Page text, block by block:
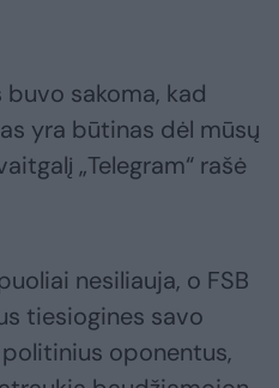
sakoma, kad
yra būtinas dėl mūsų
„Telegram“ rašė
nesiliauja, o FSB
tiesiogines savo
oponentus,